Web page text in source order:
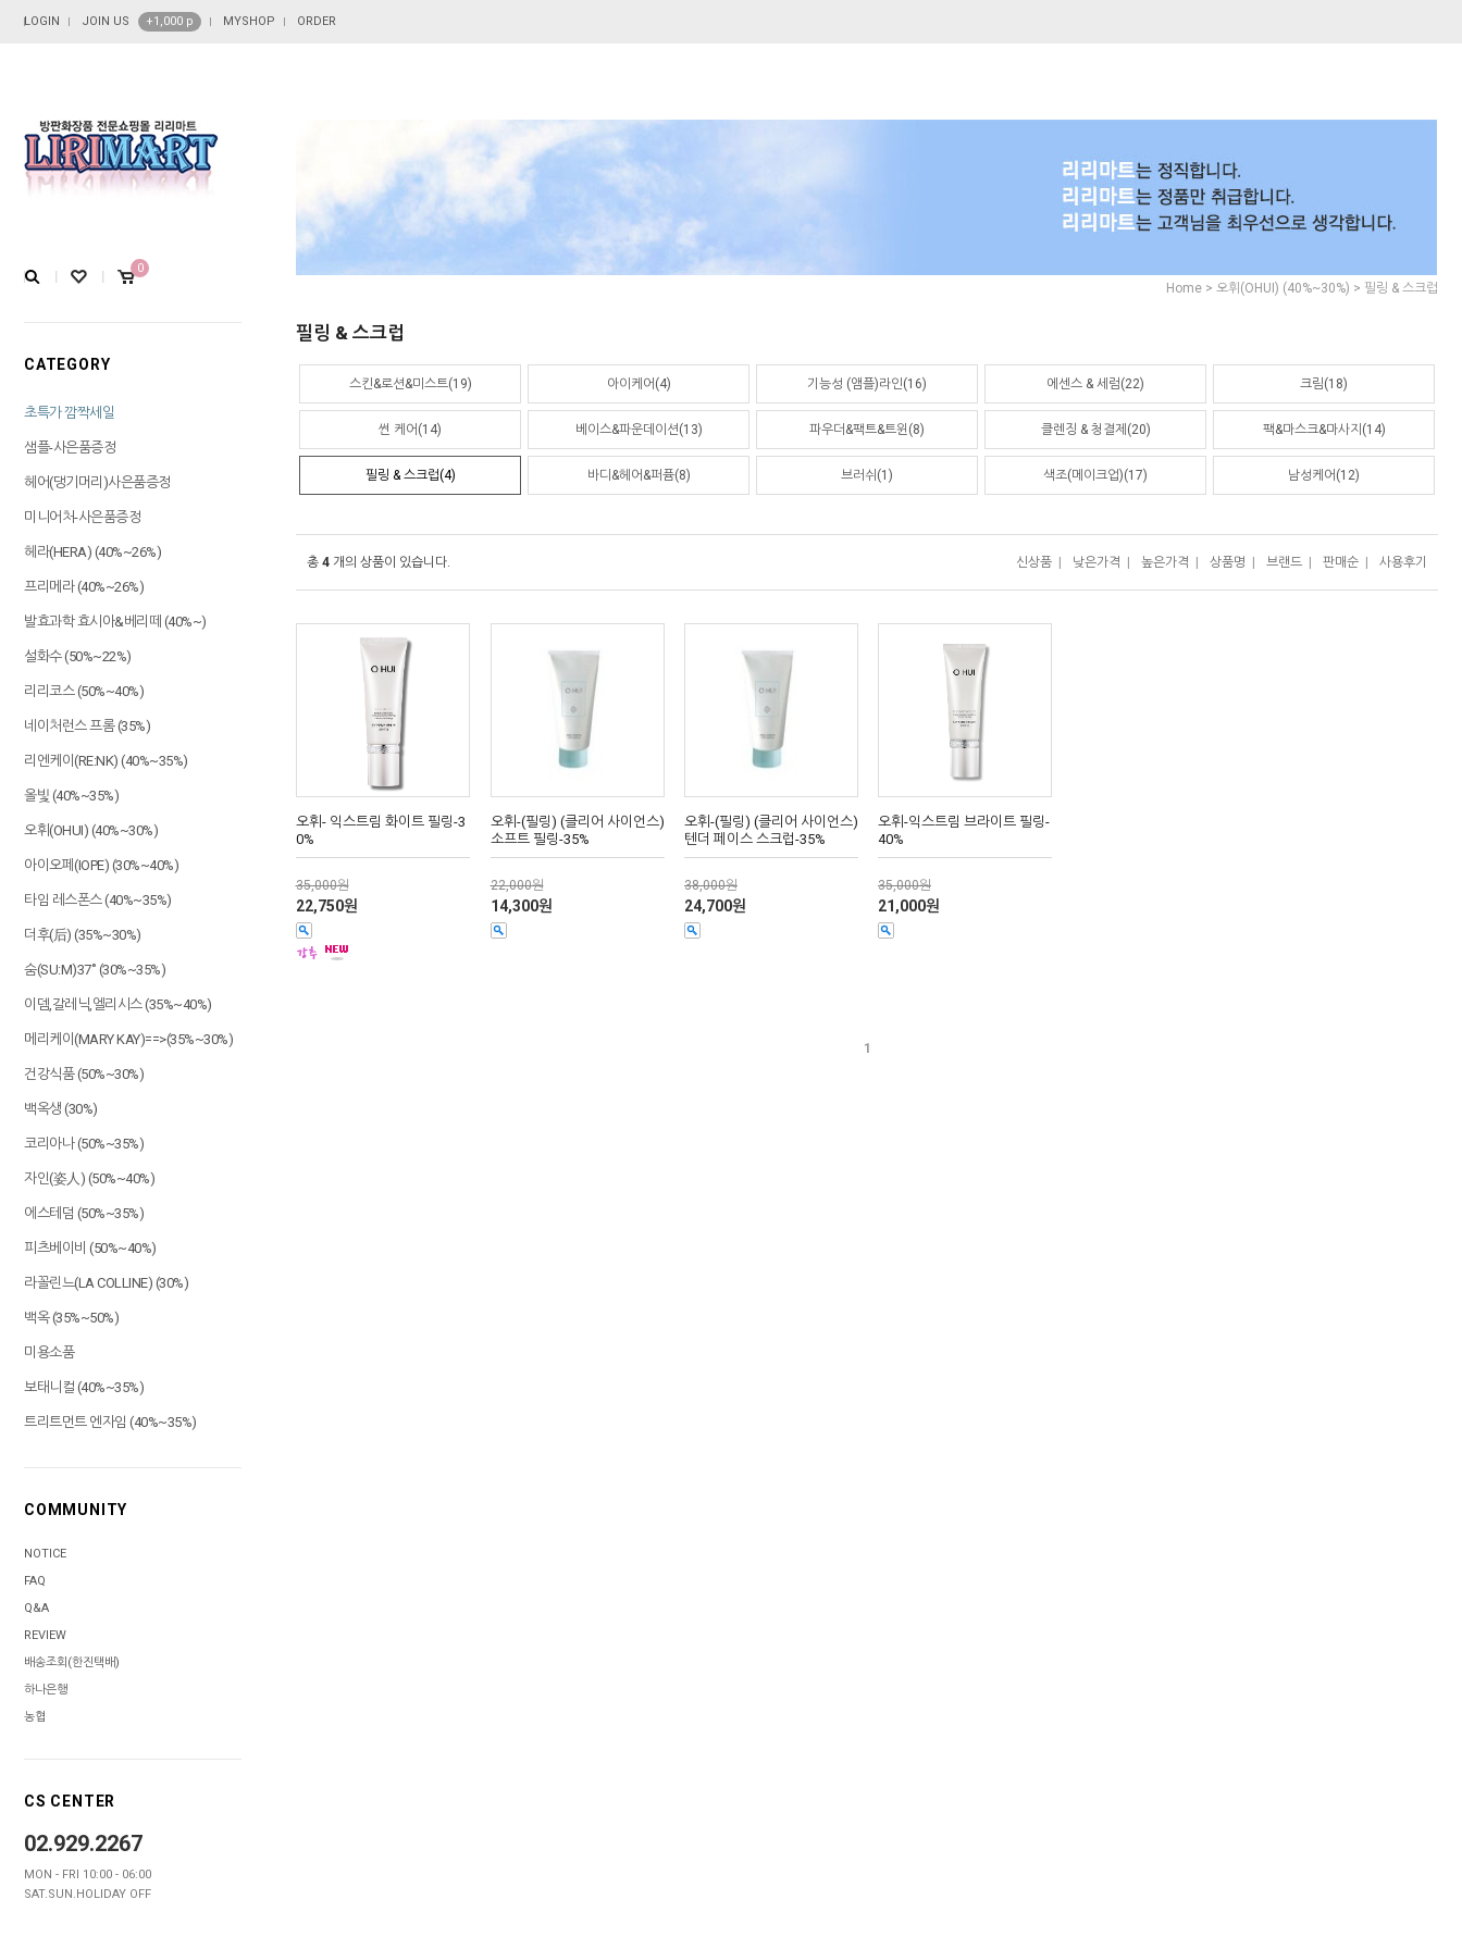
LOGIN JOIN US +1,000 p MYSHOP ORDER
0
CATEGORY
초특가 깜짝세일
샘플-사은품증정
헤어(댕기머리)사은품증정
미니어처-사은품증정
헤라(HERA) (40%~26%)
프리메라 (40%~26%)
발효과학 효시아&베리떼 (40%~)
설화수 (50%~22%)
리리코스 (50%~40%)
네이처런스 프롬 (35%)
리엔케이(RE:NK) (40%~35%)
올빛 (40%~35%)
오휘(OHUI) (40%~30%)
아이오페(IOPE) (30%~40%)
타임 레스폰스 (40%~35%)
더후(后) (35%~30%)
숨(SU:M)37˚ (30%~35%)
이뎀,갈레닉,엘리시스 (35%~40%)
메리케이(MARY KAY)==>(35%~30%)
건강식품 (50%~30%)
백옥생 (30%)
코리아나 (50%~35%)
자인(姿人) (50%~40%)
에스테덤 (50%~35%)
피츠베이비 (50%~40%)
라꼴린느(LA COLLINE) (30%)
백옥 (35%~50%)
미용소품
보태니컬 (40%~35%)
트리트먼트 엔자임 (40%~35%)
COMMUNITY
NOTICE
FAQ
Q&A
REVIEW
배송조회(한진택배)
하나은행
농협
CS CENTER
02.929.2267
MON - FRI 10:00 - 06:00
SAT.SUN.HOLIDAY OFF
Home > 오휘(OHUI) (40%~30%) > 필링 & 스크럽
필링 & 스크럽
스킨&로션&미스트(19) 아이케어(4) 기능성 (앰플)라인(16) 에센스 & 세럼(22) 크림(18)
썬 케어(14) 베이스&파운데이션(13) 파우더&팩트&트윈(8) 클렌징 & 청결제(20) 팩&마스크&마사지(14)
필링 & 스크럽(4) 바디&헤어&퍼퓸(8) 브러쉬(1) 색조(메이크업)(17) 남성케어(12)
총 4 개의 상품이 있습니다. 신상품 낮은가격 높은가격 상품명 브랜드 판매순 사용후기
오휘- 익스트림 화이트 필링-3
0%
35,000원
22,750원
오휘-(필링) (클리어 사이언스)
소프트 필링-35%
22,000원
14,300원
오휘-(필링) (클리어 사이언스)
텐더 페이스 스크럽-35%
38,000원
24,700원
오휘-익스트림 브라이트 필링-
40%
35,000원
21,000원
1